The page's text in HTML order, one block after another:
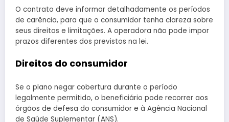
O contrato deve informar detalhadamente os períodos
de carência, para que o consumidor tenha clareza sobre
seus direitos e limitações. A operadora não pode impor
prazos diferentes dos previstos na lei.
Direitos do consumidor
Se o plano negar cobertura durante o período
legalmente permitido, o beneficiário pode recorrer aos
órgãos de defesa do consumidor e à Agência Nacional
de Saúde Suplementar (ANS).